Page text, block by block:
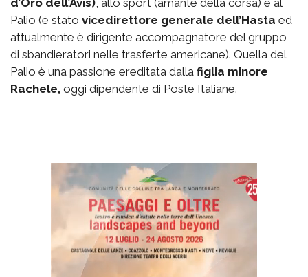
d’Oro dell’Avis), allo sport (amante della corsa) e al
Palio (è stato vicedirettore generale dell’Hasta ed
attualmente è dirigente accompagnatore del gruppo
di sbandieratori nelle trasferte americane). Quella del
Palio è una passione ereditata dalla figlia minore
Rachele, oggi dipendente di Poste Italiane.